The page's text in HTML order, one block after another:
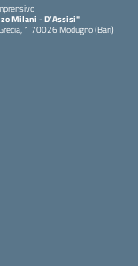
Milani - D’Assisi"
1 70026 Modugno (Bari)
iniziale della scuola